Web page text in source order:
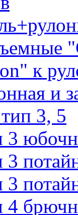
к
и
3, 5
4